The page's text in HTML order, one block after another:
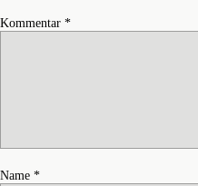
Kommentar *
Name *